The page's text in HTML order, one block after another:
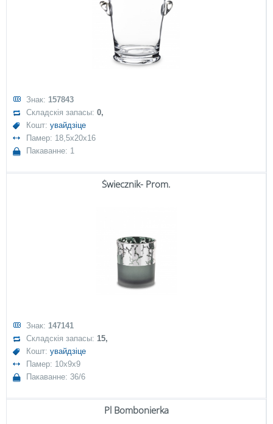
Знак: 157843
Складскія запасы:0,
Кошт:увайдзіце
Памер: 18,5x20x16
Пакаванне: 1
Świecznik- Prom.
Знак: 147141
Складскія запасы:15,
Кошт:увайдзіце
Памер: 10x9x9
Пакаванне: 36/6
Pl Bombonierka